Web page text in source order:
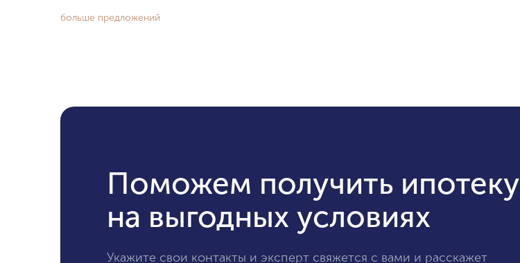
больше предложений
Поможем получить ипотеку
на выгодных условиях
Укажите свои контакты и эксперт свяжется с вами и расскажет